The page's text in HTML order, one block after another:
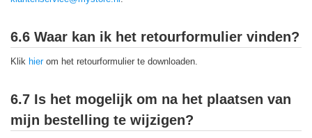
6.6 Waar kan ik het retourformulier vinden?
Klik hierom het retourformulier te downloaden.
6.7 Is het mogelijk om na het plaatsen van
mijn bestelling te wijzigen?